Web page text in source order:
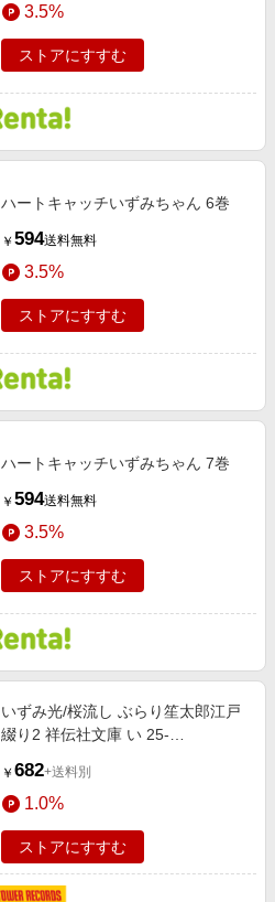
3.5%
ストアにすすむ
ハートキャッチいずみちゃん 6巻
￥ 594送料無料
3.5%
ストアにすすむ
ハートキャッチいずみちゃん 7巻
￥ 594送料無料
3.5%
ストアにすすむ
いずみ光/桜流し ぶらり笙太郎江戸
綴り2 祥伝社文庫 い 25-
￥ 682+送料別
1.0%
ストアにすすむ